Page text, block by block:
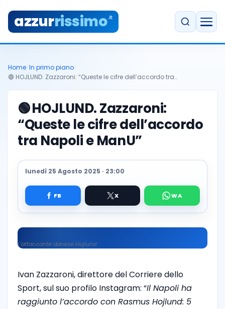
azzurrissimo.it
Home In primo piano
🟢 HOJLUND. Zazzaroni: “Queste le cifre dell’accordo tra…
🟢HOJLUND. Zazzaroni:
“Queste le cifre dell’accordo
tra Napoli e ManU”
lunedì 25 Agosto 2025 · 23:00
L'attaccante danese Hojlund
Ivan Zazzaroni, direttore del Corriere dello
Sport, sul suo profilo Instagram: “Il Napoli ha
raggiunto l’accordo con Rasmus Hojlund: 5